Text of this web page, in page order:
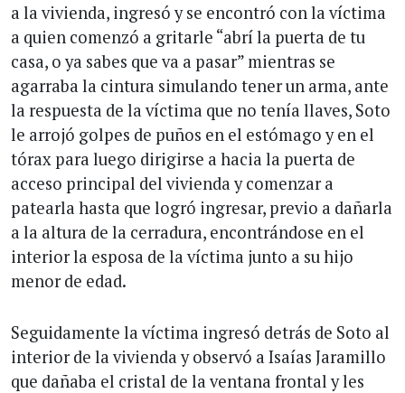
a la vivienda, ingresó y se encontró con la víctima
a quien comenzó a gritarle “abrí la puerta de tu
casa, o ya sabes que va a pasar” mientras se
agarraba la cintura simulando tener un arma, ante
la respuesta de la víctima que no tenía llaves, Soto
le arrojó golpes de puños en el estómago y en el
tórax para luego dirigirse a hacia la puerta de
acceso principal del vivienda y comenzar a
patearla hasta que logró ingresar, previo a dañarla
a la altura de la cerradura, encontrándose en el
interior la esposa de la víctima junto a su hijo
menor de edad.
Seguidamente la víctima ingresó detrás de Soto al
interior de la vivienda y observó a Isaías Jaramillo
que dañaba el cristal de la ventana frontal y les